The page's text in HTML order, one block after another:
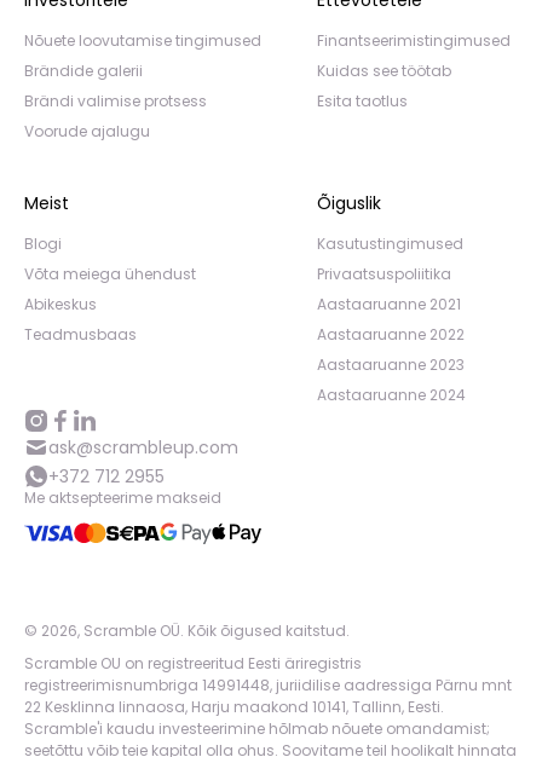
Nõuete loovutamise tingimused
Brändide galerii
Brändi valimise protsess
Voorude ajalugu
Finantseerimistingimused
Kuidas see töötab
Esita taotlus
Meist
Blogi
Võta meiega ühendust
Abikeskus
Teadmusbaas
Õiguslik
Kasutustingimused
Privaatsuspoliitika
Aastaaruanne 2021
Aastaaruanne 2022
Aastaaruanne 2023
Aastaaruanne 2024
ask@scrambleup.com
+372 712 2955
Me aktsepteerime makseid
© 2026, Scramble OÜ. Kõik õigused kaitstud.
Scramble OU on registreeritud Eesti äriregistris
registreerimisnumbriga 14991448, juriidilise aadressiga Pärnu mnt
22 Kesklinna linnaosa, Harju maakond 10141, Tallinn, Eesti.
Scramble'i kaudu investeerimine hõlmab nõuete omandamist;
seetõttu võib teie kapital olla ohus. Soovitame teil hoolikalt hinnata